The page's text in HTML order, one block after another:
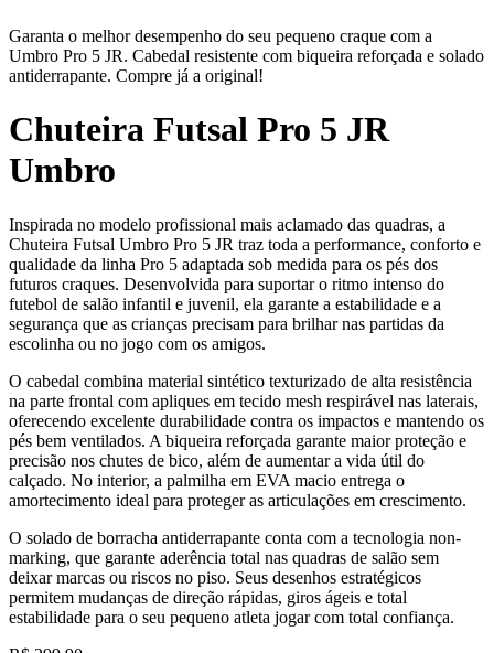
Garanta o melhor desempenho do seu pequeno craque com a
Umbro Pro 5 JR. Cabedal resistente com biqueira reforçada e solado
antiderrapante. Compre já a original!
Chuteira Futsal Pro 5 JR
Umbro
Inspirada no modelo profissional mais aclamado das quadras, a
Chuteira Futsal Umbro Pro 5 JR traz toda a performance, conforto e
qualidade da linha Pro 5 adaptada sob medida para os pés dos
futuros craques. Desenvolvida para suportar o ritmo intenso do
futebol de salão infantil e juvenil, ela garante a estabilidade e a
segurança que as crianças precisam para brilhar nas partidas da
escolinha ou no jogo com os amigos.
O cabedal combina material sintético texturizado de alta resistência
na parte frontal com apliques em tecido mesh respirável nas laterais,
oferecendo excelente durabilidade contra os impactos e mantendo os
pés bem ventilados. A biqueira reforçada garante maior proteção e
precisão nos chutes de bico, além de aumentar a vida útil do
calçado. No interior, a palmilha em EVA macio entrega o
amortecimento ideal para proteger as articulações em crescimento.
O solado de borracha antiderrapante conta com a tecnologia non-
marking, que garante aderência total nas quadras de salão sem
deixar marcas ou riscos no piso. Seus desenhos estratégicos
permitem mudanças de direção rápidas, giros ágeis e total
estabilidade para o seu pequeno atleta jogar com total confiança.